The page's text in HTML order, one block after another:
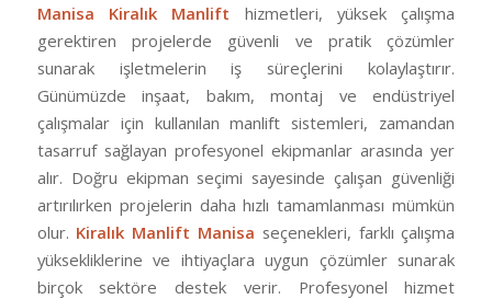
Manisa Kiralık Manlift
hizmetleri, yüksek çalışma
gerektiren projelerde güvenli ve pratik çözümler
sunarak işletmelerin iş süreçlerini kolaylaştırır.
Günümüzde inşaat, bakım, montaj ve endüstriyel
çalışmalar için kullanılan manlift sistemleri, zamandan
tasarruf sağlayan profesyonel ekipmanlar arasında yer
alır. Doğru ekipman seçimi sayesinde çalışan güvenliği
artırılırken projelerin daha hızlı tamamlanması mümkün
olur. Kiralık Manlift Manisa seçenekleri, farklı çalışma
yüksekliklerine ve ihtiyaçlara uygun çözümler sunarak
birçok sektöre destek verir. Profesyonel hizmet